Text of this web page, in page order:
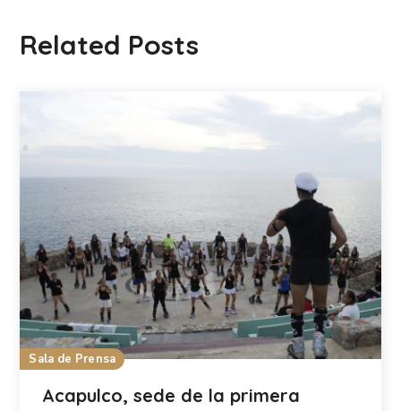
Related Posts
Sala de Prensa
Acapulco, sede de la primera